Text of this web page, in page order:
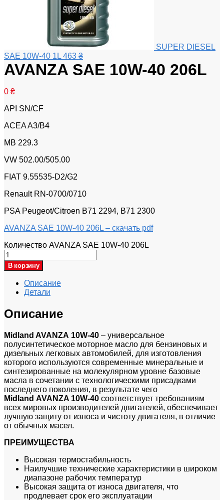
SUPER DIESEL
SAE 10W-40 1L 463 ₴
AVANZA SAE 10W-40 206L
0 ₴
API SN/CF
ACEA A3/B4
MB 229.3
VW 502.00/505.00
FIAT 9.55535-D2/G2
Renault RN-0700/0710
PSA Peugeot/Citroen B71 2294, B71 2300
AVANZA SAE 10W-40 206L – скачать pdf
Количество AVANZA SAE 10W-40 206L
В корзину
Описание
Детали
Описание
Midland AVANZA 10W-40 – универсальное
полусинтетическое моторное масло для бензиновых и
дизельных легковых автомобилей, для изготовления
которого используются современные минеральные и
синтезированные на молекулярном уровне базовые
масла в сочетании с технологическими присадками
последнего поколения, в результате чего
Midland AVANZA 10W-40 соответствует требованиям
всех мировых производителей двигателей, обеспечивает
лучшую защиту от износа и чистоту двигателя, в отличие
от обычных масел.
ПРЕИМУЩЕСТВА
Высокая термостабильность
Наилучшие технические характеристики в широком
диапазоне рабочих температур
Высокая защита от износа двигателя, что
продлевает срок его эксплуатации